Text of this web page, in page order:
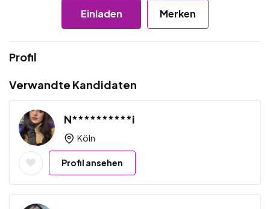
Einladen Merken
Profil
Verwandte Kandidaten
N**********i
Köln
Profil ansehen